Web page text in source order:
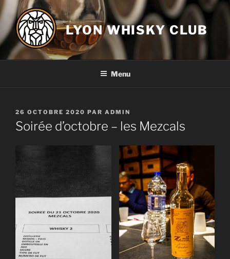
Aller
au
contenu
principal
LYON WHISKY CLUB
Menu
PUBLIÉ
LE
26 OCTOBRE 2020 PAR ADMIN
Soirée d’octobre – les Mezcals